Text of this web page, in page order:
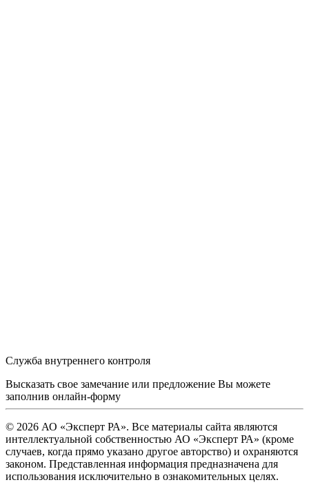
Служба внутреннего контроля
Высказать свое замечание или предложение Вы можете
заполнив онлайн-форму
© 2026 АО «Эксперт РА». Все материалы сайта являются
интеллектуальной собственностью АО «Эксперт РА» (кроме
случаев, когда прямо указано другое авторство) и охраняются
законом. Представленная информация предназначена для
использования исключительно в ознакомительных целях.